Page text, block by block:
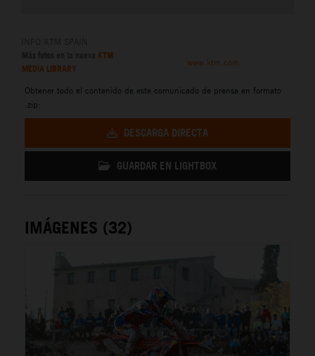
KTM
MEDIA LIBRARY
www.ktm.com
Obtener todo el contenido de este comunicado de prensa en formato
.zip:
DESCARGA DIRECTA
GUARDAR EN LIGHTBOX
IMÁGENES (32)